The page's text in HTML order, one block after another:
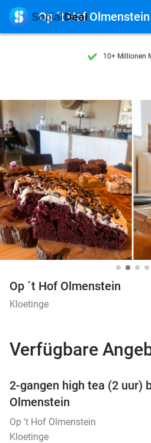
7 Tage die
10+ Millionen
7 Tage die
10+ Millionen
 Op ´t Hof Olmenstein
Op ´t Hof Olmenstein
Kloetinge
Verfügbare
2-gangen high tea (2 uur)
Olmenstein
Op 't Hof Olmenstein
Kloetinge